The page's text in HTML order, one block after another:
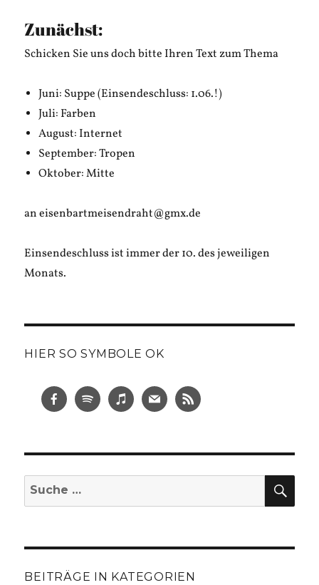
Zunächst:
Schicken Sie uns doch bitte Ihren Text zum Thema
Juni: Suppe (Einsendeschluss: 1.06.!)
Juli: Farben
August: Internet
September: Tropen
Oktober: Mitte
an eisenbartmeisendraht@gmx.de
Einsendeschluss ist immer der 10. des jeweiligen
Monats.
HIER SO SYMBOLE OK
Suche
nach:
BEITRÄGE IN KATEGORIEN